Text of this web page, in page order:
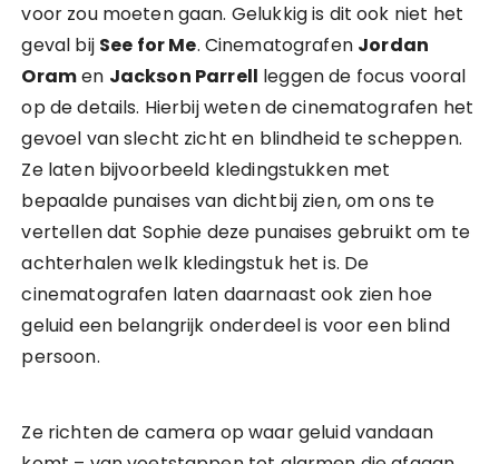
voor zou moeten gaan. Gelukkig is dit ook niet het
geval bij See for Me. Cinematografen Jordan
Oramen Jackson Parrell leggen de focus vooral
op de details. Hierbij weten de cinematografen het
gevoel van slecht zicht en blindheid te scheppen.
Ze laten bijvoorbeeld kledingstukken met
bepaalde punaises van dichtbij zien, om ons te
vertellen dat Sophie deze punaises gebruikt om te
achterhalen welk kledingstuk het is. De
cinematografen laten daarnaast ook zien hoe
geluid een belangrijk onderdeel is voor een blind
persoon.
Ze richten de camera op waar geluid vandaan